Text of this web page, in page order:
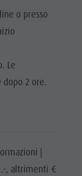
o presso
Le
dopo 2 ore.
|
, altrimenti €